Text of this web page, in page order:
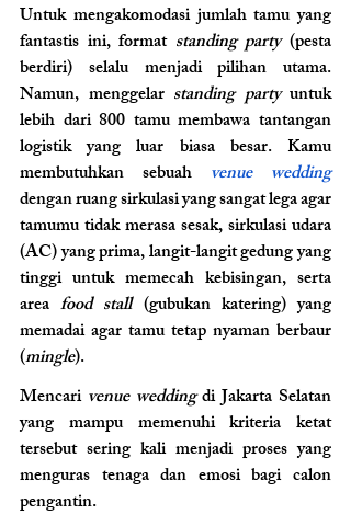
Untuk mengakomodasi jumlah tamu yang
fantastis ini, format standing party (pesta
berdiri) selalu menjadi pilihan utama.
Namun, menggelar standing party untuk
lebih dari 800 tamu membawa tantangan
logistik yang luar biasa besar. Kamu
membutuhkan sebuah
venue wedding
dengan ruang sirkulasi yang sangat lega agar
tamumu tidak merasa sesak, sirkulasi udara
(AC) yang prima, langit-langit gedung yang
tinggi untuk memecah kebisingan, serta
area food stall (gubukan katering) yang
memadai agar tamu tetap nyaman berbaur
(mingle).
Mencari venue wedding di Jakarta Selatan
yang mampu memenuhi kriteria ketat
tersebut sering kali menjadi proses yang
menguras tenaga dan emosi bagi calon
pengantin.